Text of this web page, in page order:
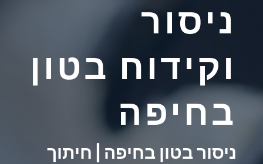
ניסור
וקידוח בטון
בחיפה
ניסור בטון בחיפה | חיתוך